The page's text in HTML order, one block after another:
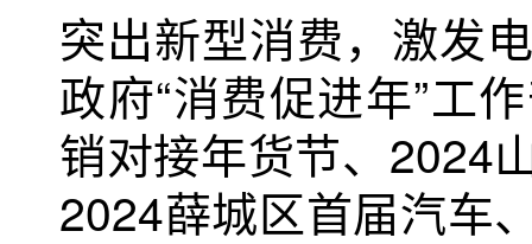
突出新型消费，激发
政府“消费促进年”工
销对接年货节、2024
2024薛城区首届汽车